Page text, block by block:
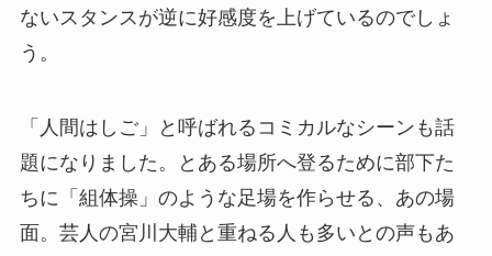
ないスタンスが逆に好感度を上げているのでしょ
う。
「人間はしご」と呼ばれるコミカルなシーンも話
題になりました。とある場所へ登るために部下た
ちに「組体操」のような足場を作らせる、あの場
面。芸人の宮川大輔と重ねる人も多いとの声もあ